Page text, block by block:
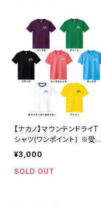
【ナカノ】マウンテンドライT
シャツ(ワンポイント) ※受注
生産商品 <6/4 22時〜受
付開始>
¥3,000
SOLD OUT